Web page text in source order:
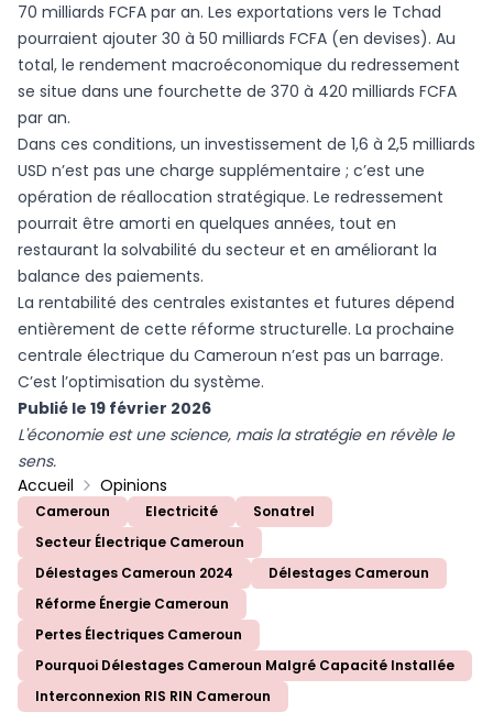
70 milliards FCFA par an. Les exportations vers le Tchad
pourraient ajouter 30 à 50 milliards FCFA (en devises). Au
total, le rendement macroéconomique du redressement
se situe dans une fourchette de 370 à 420 milliards FCFA
par an.
Dans ces conditions, un investissement de 1,6 à 2,5 milliards
USD n’est pas une charge supplémentaire ; c’est une
opération de réallocation stratégique. Le redressement
pourrait être amorti en quelques années, tout en
restaurant la solvabilité du secteur et en améliorant la
balance des paiements.
La rentabilité des centrales existantes et futures dépend
entièrement de cette réforme structurelle. La prochaine
centrale électrique du Cameroun n’est pas un barrage.
C’est l’optimisation du système.
Publié le 19 février 2026
L'économie est une science, mais la stratégie en révèle le
sens.
Accueil
Opinions
Cameroun Electricité
Sonatrel
Secteur Électrique Cameroun
Délestages Cameroun 2024
Délestages Cameroun
Réforme Énergie Cameroun
Pertes Électriques Cameroun
Pourquoi Délestages Cameroun Malgré Capacité Installée
Interconnexion RIS RIN Cameroun